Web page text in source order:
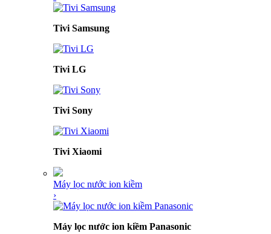
Tivi Samsung
Tivi LG
Tivi Sony
Tivi Xiaomi
Máy lọc nước ion kiềm
›
Máy lọc nước ion kiềm Panasonic